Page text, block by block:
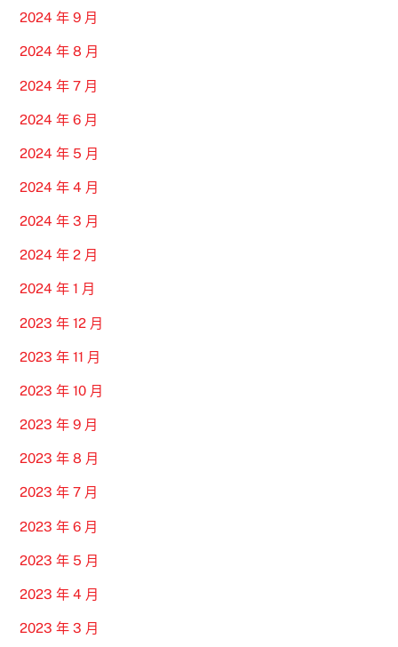
2024 年 9 月
2024 年 8 月
2024 年 7 月
2024 年 6 月
2024 年 5 月
2024 年 4 月
2024 年 3 月
2024 年 2 月
2024 年 1 月
2023 年 12 月
2023 年 11 月
2023 年 10 月
2023 年 9 月
2023 年 8 月
2023 年 7 月
2023 年 6 月
2023 年 5 月
2023 年 4 月
2023 年 3 月